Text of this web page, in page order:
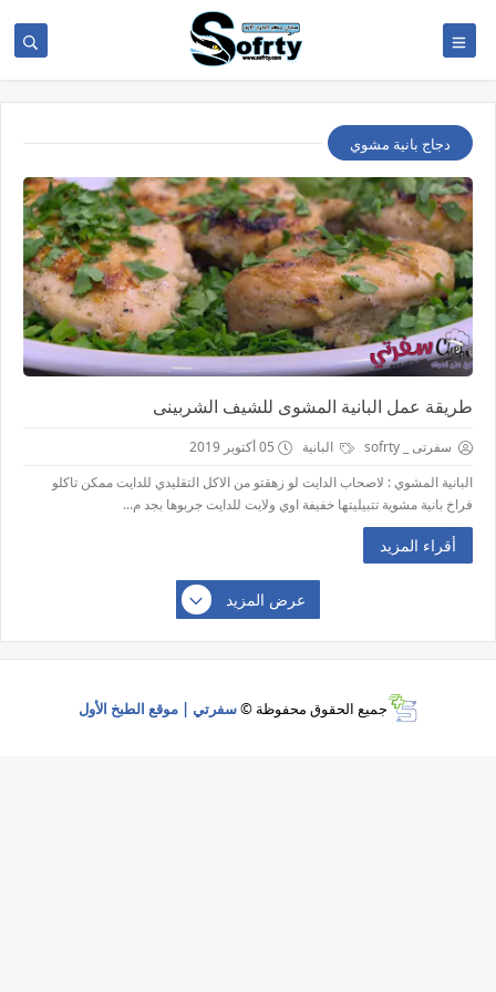
دجاج بانية مشوي
طريقة عمل البانية المشوى للشيف الشربينى
سفرتى _ sofrty البانية
05 أكتوبر 2019
البانية المشوي : لاصحاب الدايت لو زهقتو من الاكل التقليدي للدايت ممكن تاكلو
فراخ بانية مشوية تتبيليتها خفيفة اوي ولايت للدايت جربوها بجد م...
أقراء المزيد
عرض المزيد
جميع الحقوق محفوظة ©سفرتي | موقع الطبخ الأول